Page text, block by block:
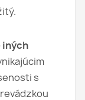
iných
s